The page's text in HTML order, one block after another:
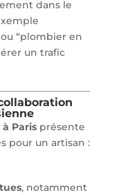
dans le
“plombier en
un trafic
Parisprésente
pour un artisan :
, notamment